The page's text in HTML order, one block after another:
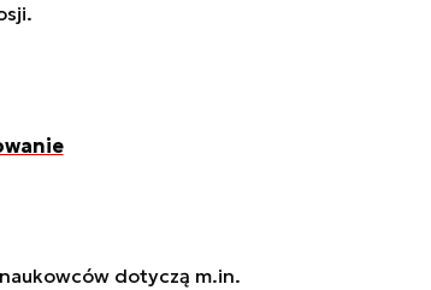
dotyczą m.in.